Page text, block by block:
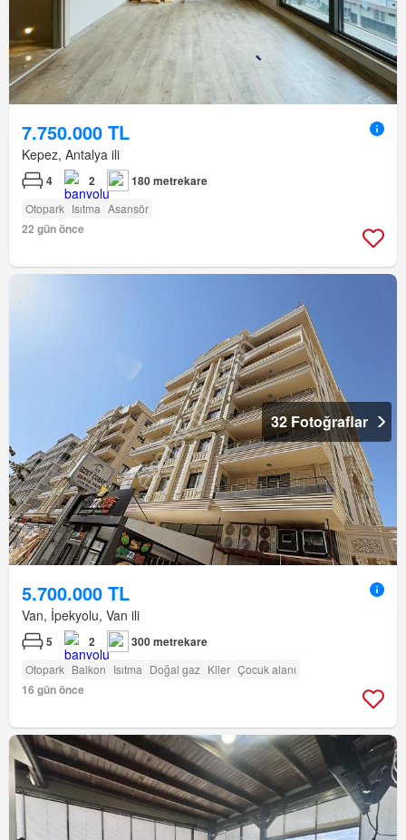
7.750.000 TL
Kepez, Antalya ili
4 2 180 metrekare
Otopark Isıtma Asansör
22 gün önce
32 Fotoğraflar
5.700.000 TL
Van, İpekyolu, Van ili
5 2 300 metrekare
Otopark Balkon Isıtma Doğal gaz Kiler Çocuk alanı
16 gün önce